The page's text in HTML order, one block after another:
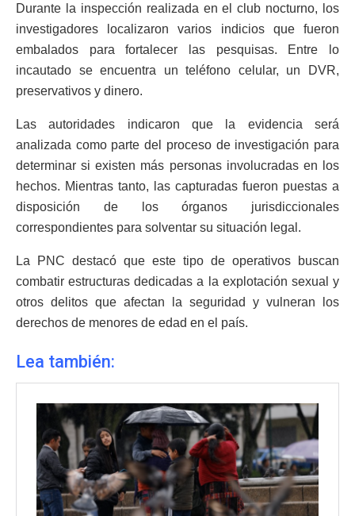
Durante la inspección realizada en el club nocturno, los
investigadores localizaron varios indicios que fueron
embalados para fortalecer las pesquisas. Entre lo
incautado se encuentra un teléfono celular, un DVR,
preservativos y dinero.
Las autoridades indicaron que la evidencia será
analizada como parte del proceso de investigación para
determinar si existen más personas involucradas en los
hechos. Mientras tanto, las capturadas fueron puestas a
disposición de los órganos jurisdiccionales
correspondientes para solventar su situación legal.
La PNC destacó que este tipo de operativos buscan
combatir estructuras dedicadas a la explotación sexual y
otros delitos que afectan la seguridad y vulneran los
derechos de menores de edad en el país.
Lea también: